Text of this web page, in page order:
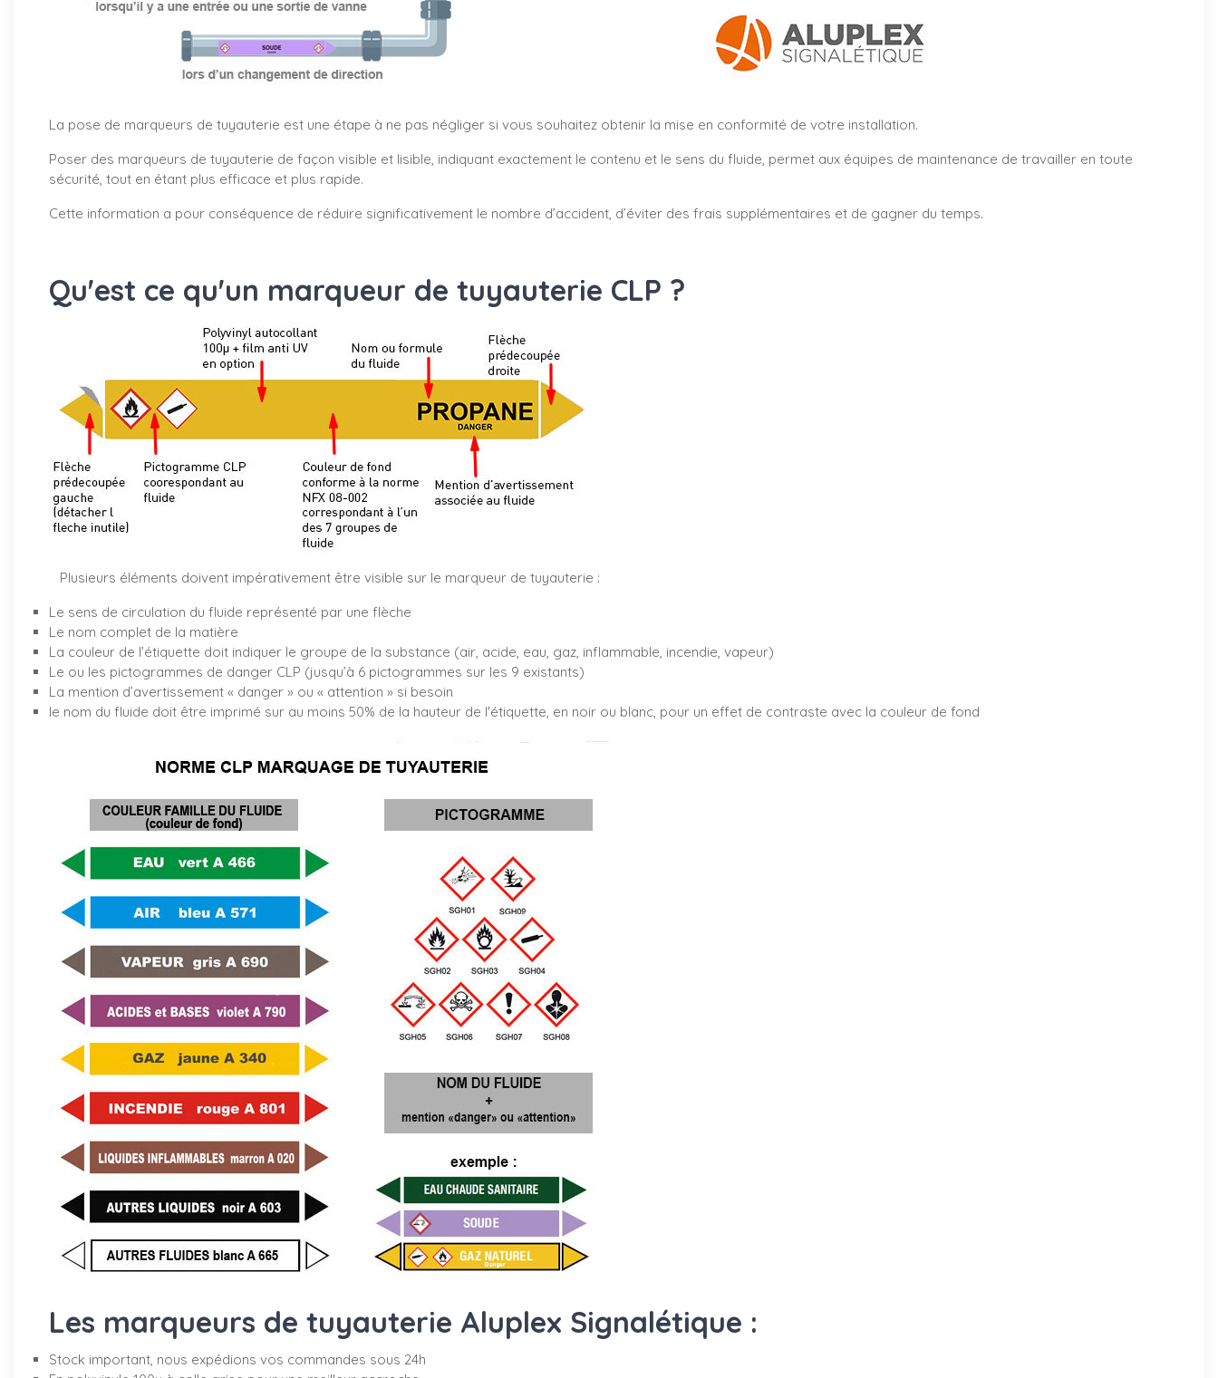
La pose de marqueurs de tuyauterie est une étape à ne pas négliger si vous souhaitez obtenir la mise en conformité de votre installation.
Poser des marqueurs de tuyauterie de façon visible et lisible, indiquant exactement le contenu et le sens du fluide, permet aux équipes de maintenance de travailler en toute
sécurité, tout en étant plus efficace et plus rapide.
Cette information a pour conséquence de réduire significativement le nombre d’accident, d’éviter des frais supplémentaires et de gagner du temps.
Qu'est ce qu'un marqueur de tuyauterie CLP ?
Plusieurs éléments doivent impérativement être visible sur le marqueur de tuyauterie :
Le sens de circulation du fluide représenté par une flèche
Le nom complet de la matière
La couleur de l’étiquette doit indiquer le groupe de la substance (air, acide, eau, gaz, inflammable, incendie, vapeur)
Le ou les pictogrammes de danger CLP (jusqu’à 6 pictogrammes sur les 9 existants)
La mention d’avertissement « danger » ou « attention » si besoin
le nom du fluide doit être imprimé sur au moins 50% de la hauteur de l'étiquette, en noir ou blanc, pour un effet de contraste avec la couleur de fond
Les marqueurs de tuyauterie Aluplex Signalétique :
Stock important, nous expédions vos commandes sous 24h